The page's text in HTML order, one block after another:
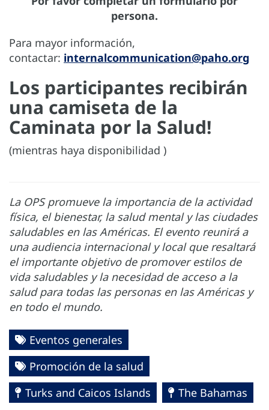
persona.
Para mayor información,
contactar: internalcommunication@paho.org
Los participantes recibirán
una camiseta de la
Caminata por la Salud!
(mientras haya disponibilidad )
La OPS promueve la importancia de la actividad
física, el bienestar, la salud mental y las ciudades
saludables en las Américas. El evento reunirá a
una audiencia internacional y local que resaltará
el importante objetivo de promover estilos de
vida saludables y la necesidad de acceso a la
salud para todas las personas en las Américas y
en todo el mundo.
Eventos generales
Promoción de la salud
Turks and Caicos Islands
The Bahamas